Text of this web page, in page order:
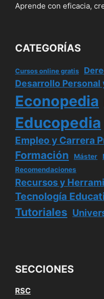
Aprende con eficacia,
CATEGORÍAS
Cursos online gratis
Desarrollo Personal
Econopedia
Educopedia
Empleo y Carrera
Formación Máster
Recomendaciones
Recursos y
Tecnología
Tutoriales
SECCIONES
RSC